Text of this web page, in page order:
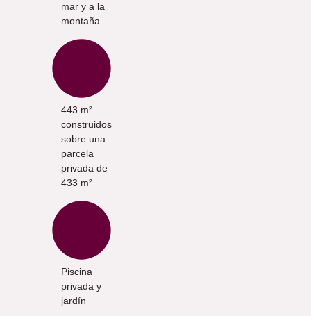
mar y a la
montaña
443 m²
construidos
sobre una
parcela
privada de
433 m²
Piscina
privada y
jardín